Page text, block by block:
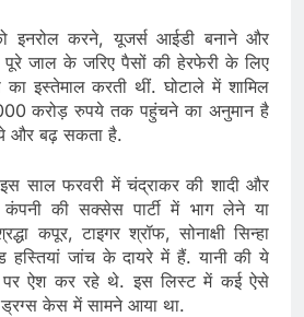
इनरोल करने, यूजर्स आईडी बनाने और
जाल के जरिए पैसों की हेरफेरी के लिए
इस्तेमाल करती थीं. घोटाले में शामिल
करोड़ रुपये तक पहुंचने का अनुमान है
और बढ़ सकता है.
साल फरवरी में चंद्राकर की शादी और
की सक्सेस पार्टी में भाग लेने या
कपूर, टाइगर श्रॉफ, सोनाक्षी सिन्हा
हस्तियां जांच के दायरे में हैं. यानी की ये
पर ऐश कर रहे थे. इस लिस्ट में कई ऐसे
ड्रग्स केस में सामने आया था.